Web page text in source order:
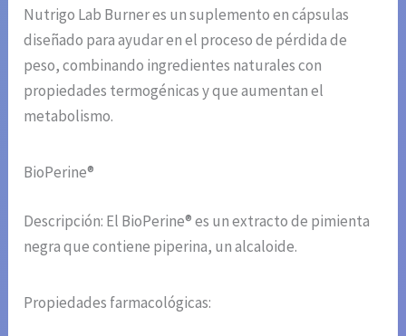
Nutrigo Lab Burner es un suplemento en cápsulas
diseñado para ayudar en el proceso de pérdida de
peso, combinando ingredientes naturales con
propiedades termogénicas y que aumentan el
metabolismo.
BioPerine®
Descripción: El BioPerine® es un extracto de pimienta
negra que contiene piperina, un alcaloide.
Propiedades farmacológicas: